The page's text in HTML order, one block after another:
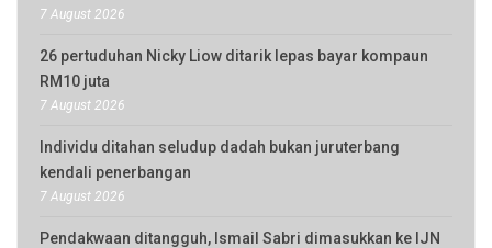
7 August 2026
26 pertuduhan Nicky Liow ditarik lepas bayar kompaun
RM10 juta
7 August 2026
Individu ditahan seludup dadah bukan juruterbang
kendali penerbangan
7 August 2026
Pendakwaan ditangguh, Ismail Sabri dimasukkan ke IJN